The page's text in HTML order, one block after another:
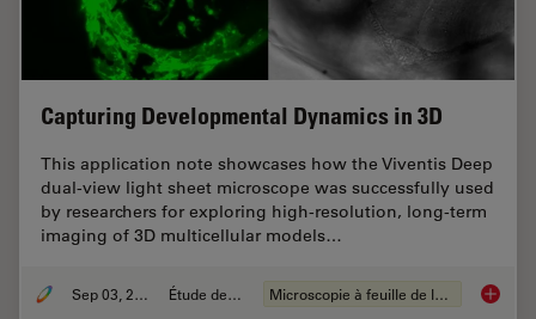
Capturing Developmental Dynamics in 3D
This application note showcases how the Viventis Deep
dual-view light sheet microscope was successfully used
by researchers for exploring high-resolution, long-term
imaging of 3D multicellular models…
Sep 03, 2025 Étude de cas Microscopie à feuille de lumière